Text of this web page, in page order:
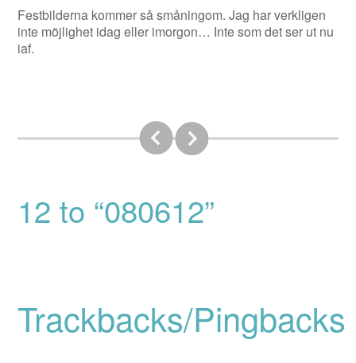
Festbilderna kommer så småningom. Jag har verkligen
inte möjlighet idag eller imorgon… Inte som det ser ut nu
iaf.
12 to “080612”
Trackbacks/Pingbacks